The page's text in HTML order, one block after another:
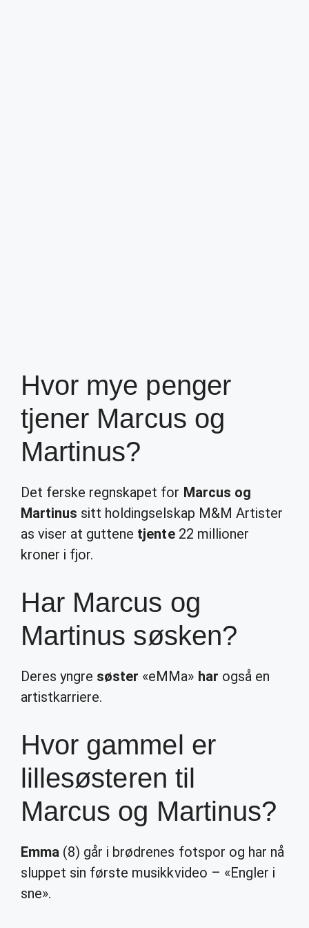
Hvor mye penger
tjener Marcus og
Martinus?
Det ferske regnskapet for Marcus og
Martinus sitt holdingselskap M&M Artister
as viser at guttene tjente22 millioner
kroner i fjor.
Har Marcus og
Martinus søsken?
Deres yngre søster «eMMa» har også en
artistkarriere.
Hvor gammel er
lillesøsteren til
Marcus og Martinus?
Emma (8) går i brødrenes fotspor og har nå
sluppet sin første musikkvideo – «Engler i
sne».